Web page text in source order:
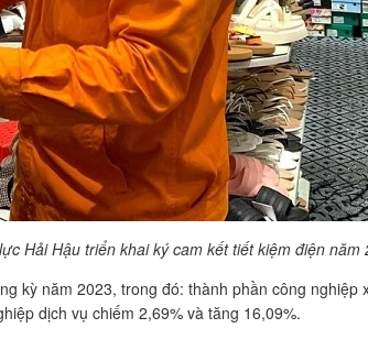
Hải Hậu triển khai ký cam kết tiết kiệm điện năm
kỳ năm 2023, trong đó: thành phần công
dịch vụ chiếm 2,69% và tăng 16,09%.